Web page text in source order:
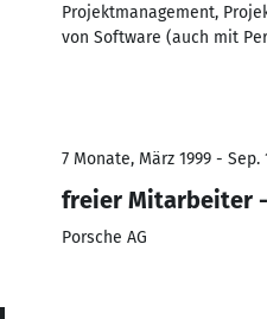
Projektmanagement,
von Software (auch mit
7 Monate, März 1999 - Sep.
freier Mitarbeiter -
Porsche AG